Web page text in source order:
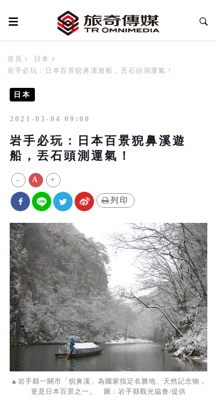
首頁
日本
岩手必玩：日本百景猊鼻溪遊船，丟石頭測運氣！
日本
2021-03-04 09:00
岩手必玩：日本百景猊鼻溪遊
船，丟石頭測運氣！
- A +
列印
▲岩手縣一關市「猊鼻溪」為國家指定名勝地、天然記念物，
更是日本百景之一。 圖：岩手縣觀光協會/提供